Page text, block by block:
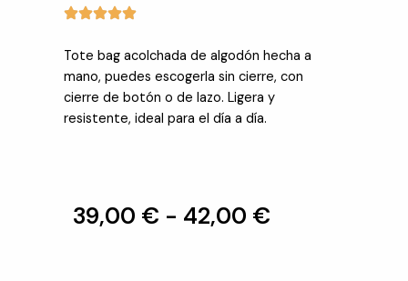
Tote bag acolchada de algodón hecha a
mano, puedes escogerla sin cierre, con
cierre de botón o de lazo. Ligera y
resistente, ideal para el día a día.
39,00 € - 42,00 €